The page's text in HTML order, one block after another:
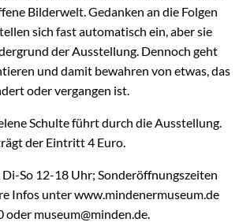
Bilderwelt. Gedanken an die Folgen
sich fast automatisch ein, aber sie
der Ausstellung. Dennoch geht
und damit bewahren von etwas, das
oder vergangen ist.
Schulte führt durch die Ausstellung.
der Eintritt 4 Euro.
So 12-18 Uhr; Sonderöffnungszeiten
Infos unter www.mindenermuseum.de
museum@minden.de.